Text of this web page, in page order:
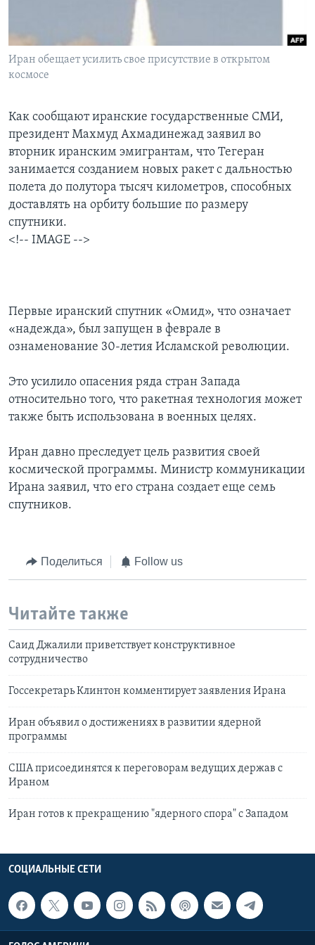
СОЦИАЛЬНЫЕ СЕТИ
Языки
Иран обещает усилить свое присутствие в открытом
космосе
Как сообщают иранские государственные СМИ,
президент Махмуд Ахмадинежад заявил во
вторник иранским эмигрантам, что Тегеран
занимается созданием новых ракет с дальностью
полета до полутора тысяч километров, способных
доставлять на орбиту большие по размеру
спутники.
<!-- IMAGE -->
Первые иранский спутник «Омид», что означает
«надежда», был запущен в феврале в
ознаменование 30-летия Исламской революции.
Это усилило опасения ряда стран Запада
относительно того, что ракетная технология может
также быть использована в военных целях.
Иран давно преследует цель развития своей
космической программы. Министр коммуникации
Ирана заявил, что его страна создает еще семь
спутников.
Поделиться Follow us
Читайте также
Саид Джалили приветствует конструктивное
сотрудничество
Госсекретарь Клинтон комментирует заявления Ирана
Иран объявил о достижениях в развитии ядерной
программы
США присоединятся к переговорам ведущих держав с
Ираном
Иран готов к прекращению "ядерного спора" с Западом
СОЦИАЛЬНЫЕ СЕТИ